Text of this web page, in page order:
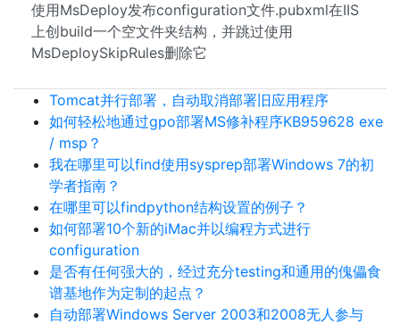
使用MsDeploy发布configuration文件.pubxml在IIS
上创build一个空文件夹结构，并跳过使用
MsDeploySkipRules删除它
Tomcat并行部署，自动取消部署旧应用程序
如何轻松地通过gpo部署MS修补程序KB959628 exe
/ msp？
我在哪里可以find使用sysprep部署Windows 7的初
学者指南？
在哪里可以findpython结构设置的例子？
如何部署10个新的iMac并以编程方式进行
configuration
是否有任何强大的，经过充分testing和通用的傀儡食
谱基地作为定制的起点？
自动部署Windows Server 2003和2008无人参与